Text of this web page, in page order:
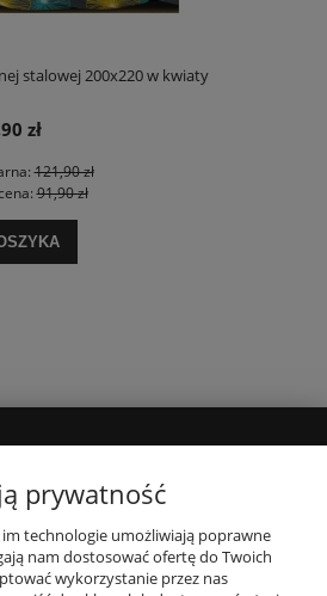
stalowej 200x220 w kwiaty
zł
121,90 zł
91,90 zł
INFORMACJE
prywatność
technologie umożliwiają poprawne
nam dostosować ofertę do Twoich
wykorzystanie przez nas